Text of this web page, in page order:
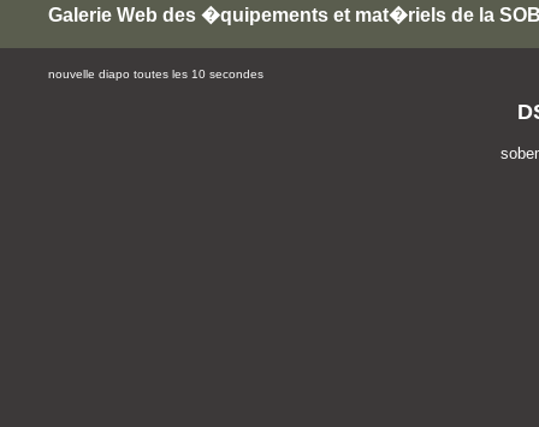
Galerie Web des �quipements et mat�riels de la
nouvelle diapo toutes les 10 secondes